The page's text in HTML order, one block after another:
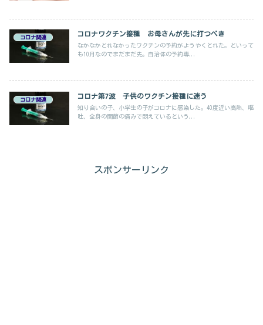
コロナ関連
コロナワクチン接種 お母さんが先に打つべき
なかなかとれなかったワクチンの予約がようやくとれた。といって
も10月なのでまだまだ先。自治体の予約専...
コロナ関連
コロナ第7波 子供のワクチン接種に迷う
知り合いの子、小学生の子がコロナに感染した。40度近い高熱、嘔
吐、全身の関節の痛みで悶えているという...
スポンサーリンク